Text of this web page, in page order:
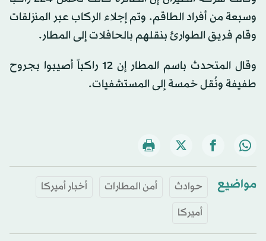
وسبعة من أفراد الطاقم. وتم إجلاء الركاب عبر المنزلقات
وقام فريق الطوارئ بنقلهم بالحافلات إلى المطار.
وقال المتحدث باسم المطار إن 12 راكباً أصيبوا بجروح
طفيفة ونُقل خمسة إلى المستشفيات.
مواضيع حوادث أمن المطارات
أخبار أميركا
أميركا